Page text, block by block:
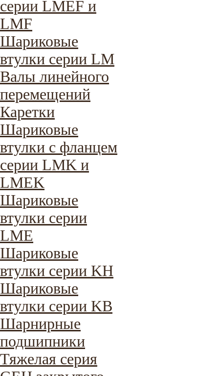
серии LMEF и
LMF
Шариковые
втулки серии LM
Валы линейного
перемещений
Каретки
Шариковые
втулки с фланцем
серии LMK и
LMEK
Шариковые
втулки серии
LME
Шариковые
втулки серии KH
Шариковые
втулки серии KB
Шарнирные
подшипники
Тяжелая серия